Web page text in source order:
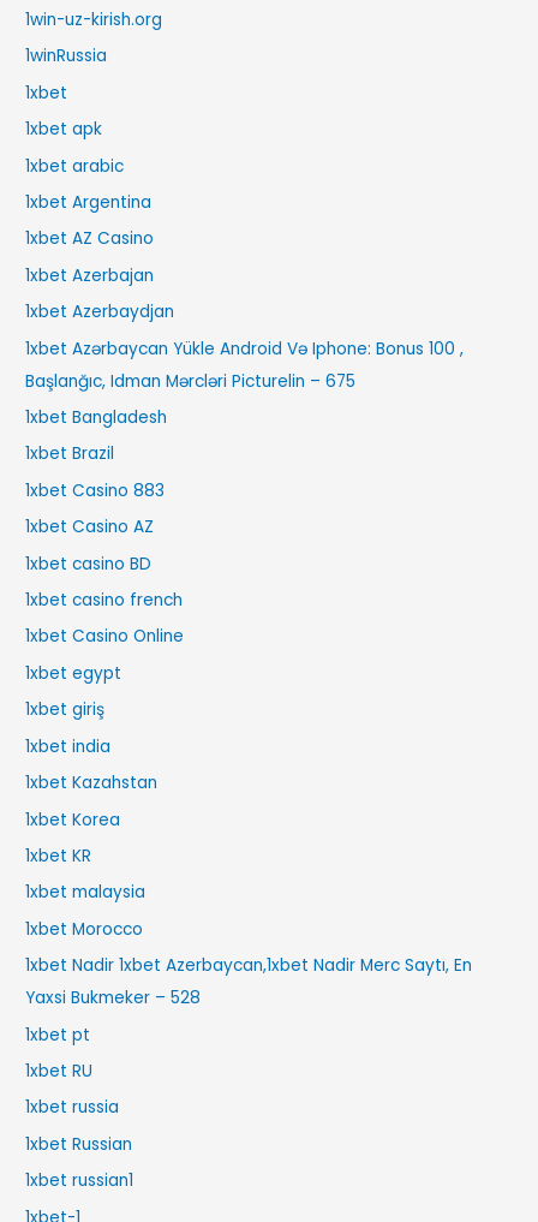
1win-uz-kirish.org
1winRussia
1xbet
1xbet apk
1xbet arabic
1xbet Argentina
1xbet AZ Casino
1xbet Azerbajan
1xbet Azerbaydjan
1xbet Azərbaycan Yükle Android Və Iphone: Bonus 100 ,
Başlanğıc, Idman Mərcləri Picturelin – 675
1xbet Bangladesh
1xbet Brazil
1xbet Casino 883
1xbet Casino AZ
1xbet casino BD
1xbet casino french
1xbet Casino Online
1xbet egypt
1xbet giriş
1xbet india
1xbet Kazahstan
1xbet Korea
1xbet KR
1xbet malaysia
1xbet Morocco
1xbet Nadir 1xbet Azerbaycan,1xbet Nadir Merc Saytı, En
Yaxsi Bukmeker – 528
1xbet pt
1xbet RU
1xbet russia
1xbet Russian
1xbet russian1
1xbet-1